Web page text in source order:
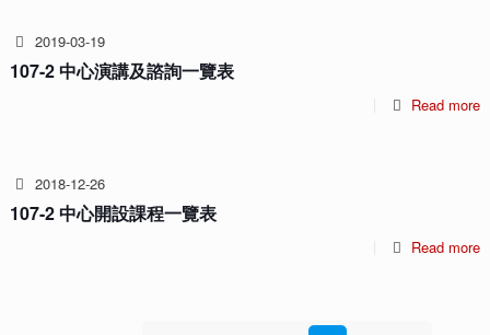
2019-03-19
107-2 中心演講及諮詢一覽表
Read more
2018-12-26
107-2 中心開設課程一覽表
Read more